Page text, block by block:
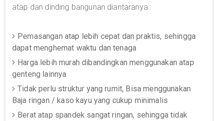
atap dan dinding bangunan diantaranya :
Pemasangan atap lebih cepat dan praktis, sehingga
dapat menghemat waktu dan tenaga
Harga lebih murah dibandingkan menggunakan atap
genteng lainnya
Tidak perlu struktur yang rumit, Bisa menggunakan
Baja ringan / kaso kayu yang cukup minimalis
Berat atap spandek sangat ringan, sehingga tidak